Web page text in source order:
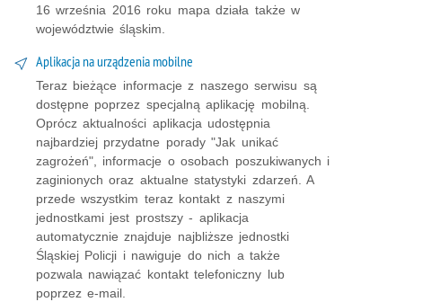
16 września 2016 roku mapa działa także w
województwie śląskim.
Aplikacja na urządzenia mobilne
Teraz bieżące informacje z naszego serwisu są
dostępne poprzez specjalną aplikację mobilną.
Oprócz aktualności aplikacja udostępnia
najbardziej przydatne porady "Jak unikać
zagrożeń", informacje o osobach poszukiwanych i
zaginionych oraz aktualne statystyki zdarzeń. A
przede wszystkim teraz kontakt z naszymi
jednostkami jest prostszy - aplikacja
automatycznie znajduje najbliższe jednostki
Śląskiej Policji i nawiguje do nich a także
pozwala nawiązać kontakt telefoniczny lub
poprzez e-mail.